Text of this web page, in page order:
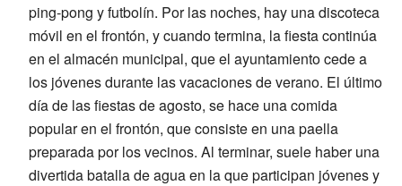
ping-pong y futbolín. Por las noches, hay una discoteca
móvil en el frontón, y cuando termina, la fiesta continúa
en el almacén municipal, que el ayuntamiento cede a
los jóvenes durante las vacaciones de verano. El último
día de las fiestas de agosto, se hace una comida
popular en el frontón, que consiste en una paella
preparada por los vecinos. Al terminar, suele haber una
divertida batalla de agua en la que participan jóvenes y